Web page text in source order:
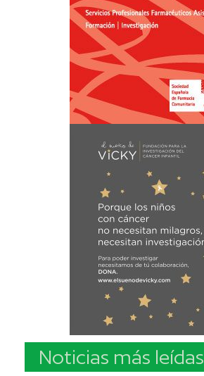
Noticias más leídas